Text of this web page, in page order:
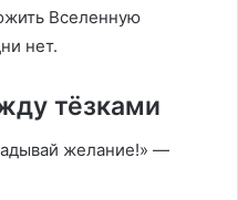
Вселенную
нет.
тёзками
желание!» —